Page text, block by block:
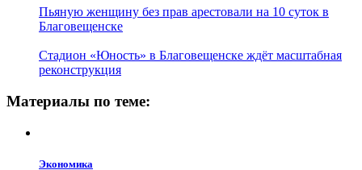
Пьяную женщину без прав арестовали на 10 суток в
Благовещенске
Стадион «Юность» в Благовещенске ждёт масштабная
реконструкция
Материалы по теме:
Экономика